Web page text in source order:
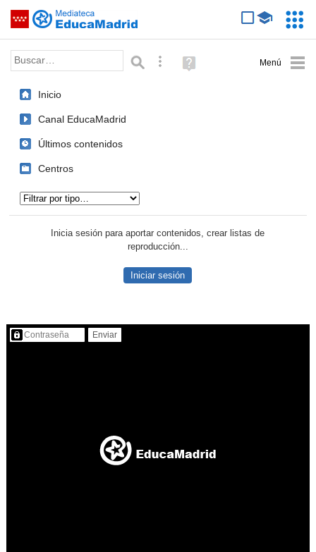
Saltar navegación
Palabra o frase: Búsqueda avanzada
Ayuda
(en
Inicio
Canal EducaMadrid
Últimos contenidos
Centros
Inicia sesión para aportar contenidos, crear listas de
reproducción...
Iniciar sesión
Contenido protegido…